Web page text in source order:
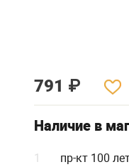
791 ₽
Наличие в
1 пр-кт 100